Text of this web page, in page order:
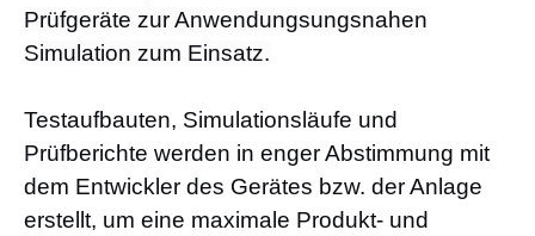
Prüfgeräte zur Anwendungsungsnahen
Simulation zum Einsatz.
Testaufbauten, Simulationsläufe und
Prüfberichte werden in enger Abstimmung mit
dem Entwickler des Gerätes bzw. der Anlage
erstellt, um eine maximale Produkt- und